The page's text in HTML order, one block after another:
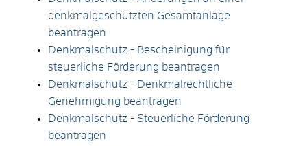
denkmalgeschützten Gesamtanlage
beantragen
Denkmalschutz - Bescheinigung für
steuerliche Förderung beantragen
Denkmalschutz - Denkmalrechtliche
Genehmigung beantragen
Denkmalschutz - Steuerliche Förderung
beantragen